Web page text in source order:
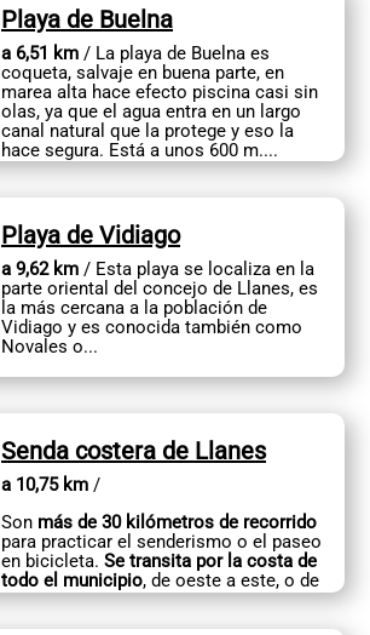
Playa de Buelna
a 6,51 km / La playa de Buelna es
coqueta, salvaje en buena parte, en
marea alta hace efecto piscina casi sin
olas, ya que el agua entra en un largo
canal natural que la protege y eso la
hace segura. Está a unos 600 m....
Playa de Vidiago
a 9,62 km / Esta playa se localiza en la
parte oriental del concejo de Llanes, es
la más cercana a la población de
Vidiago y es conocida también como
Novales o...
Senda costera de Llanes
a 10,75 km /
Son más de 30 kilómetros de recorrido
para practicar el senderismo o el paseo
en bicicleta. Se transita por la costa de
todo el municipio, de oeste a este, o de
este a oeste, como se quiera,...